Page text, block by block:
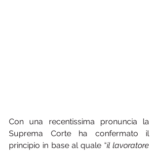
Con una recentissima pronuncia la
Suprema Corte ha confermato il
principio in base al quale “il lavoratore